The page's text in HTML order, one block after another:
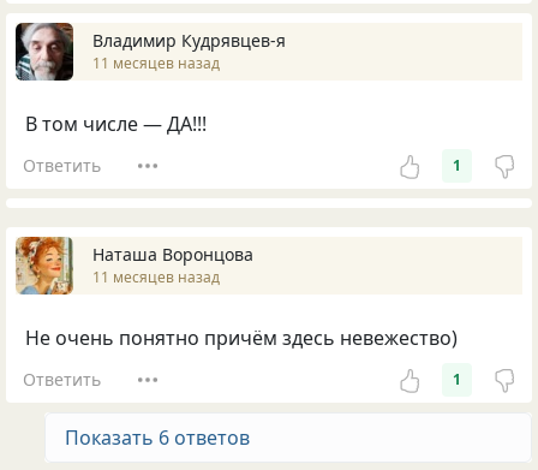
Владимир Кудрявцев-я
11 месяцев назад
В том числе — ДА!!!
Ответить 1
Наташа Воронцова
11 месяцев назад
Не очень понятно причём здесь невежество)
Ответить 1
Показать 6 ответов